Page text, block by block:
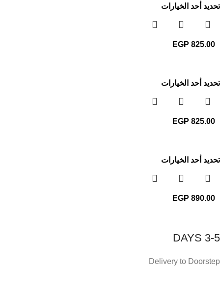
تحديد أحد الخيارات
EGP 825.00
تحديد أحد الخيارات
EGP 825.00
تحديد أحد الخيارات
EGP 890.00
3-5 DAYS
Delivery to Doorstep